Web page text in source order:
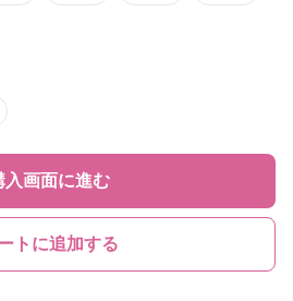
入画面に進む
トに追加する